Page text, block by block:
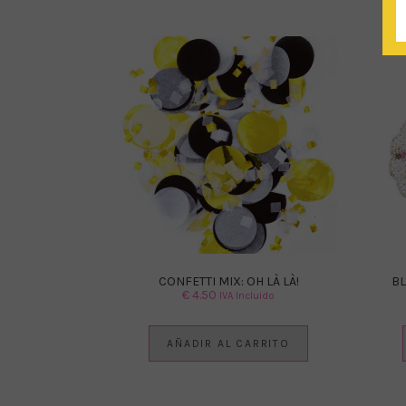
CONFETTI MIX: OH LÀ LÀ!
€4.50 IVA Incluido
AÑADIR AL CARRITO